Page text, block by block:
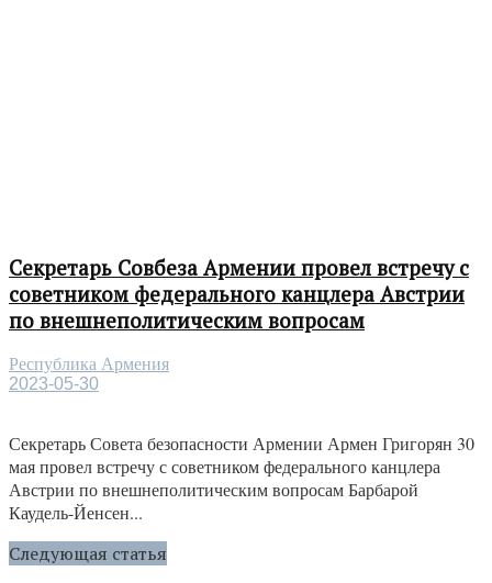
Секретарь Совбеза Армении провел встречу с
советником федерального канцлера Австрии
по внешнеполитическим вопросам
Республика Армения
2023-05-30
Секретарь Совета безопасности Армении Армен Григорян 30
мая провел встречу с советником федерального канцлера
Австрии по внешнеполитическим вопросам Барбарой
Каудель-Йенсен...
Следующая статья